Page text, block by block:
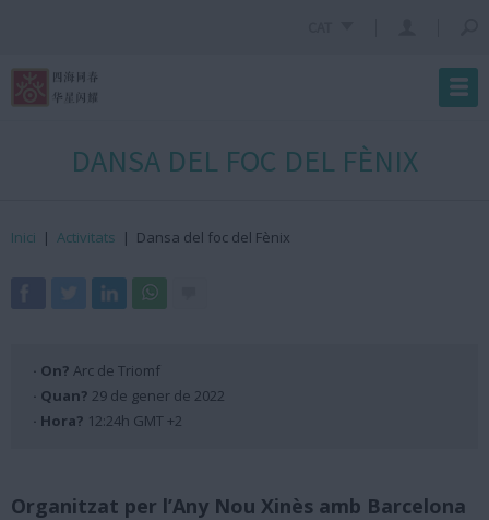
DANSA DEL FOC DEL FÈNIX
Inici | Activitats | Dansa del foc del Fènix
· On? Arc de Triomf
· Quan? 29 de gener de 2022
· Hora? 12:24h GMT +2
Organitzat per l’Any Nou Xinès amb Barcelona